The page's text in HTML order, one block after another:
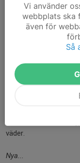
Lek med Bollför barn
väder.
Nya...
Vi använder
webbplats ska
även för
Så